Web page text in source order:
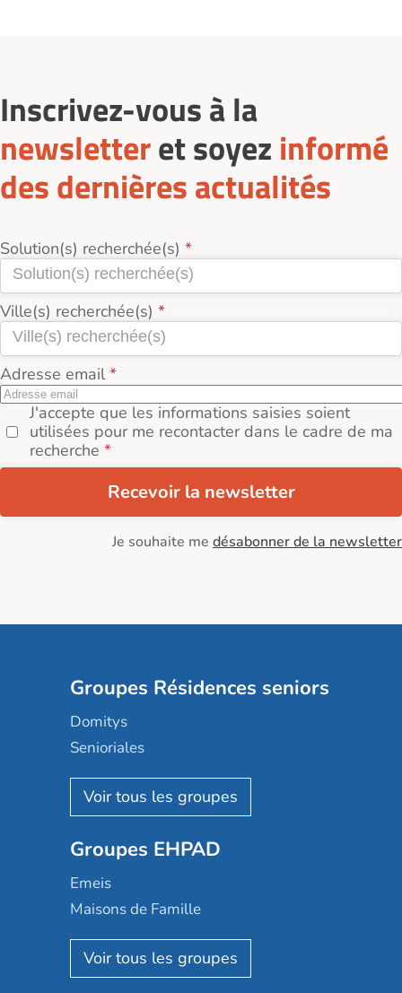
Inscrivez-vous à la
newsletteret soyez informé
des dernières actualités
Solution(s) recherchée(s)
Ville(s) recherchée(s)
Adresse email
J'accepte que les informations saisies soient
utilisées pour me recontacter dans le cadre de ma
recherche
Recevoir la newsletter
Je souhaite me désabonner de la newsletter
Groupes Résidences seniors
Domitys
Senioriales
Nohée
Les Résidentiels
Mobicap
Domusvi
Happy Senior
Aquarelia
Nexity edenea
Groupes EHPAD
Emeis
Maisons de Famille
Korian
Emera